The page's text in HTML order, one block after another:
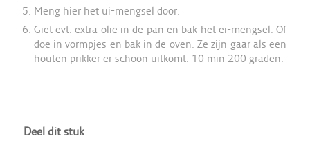
Meng hier het ui-mengsel door.
Giet evt. extra olie in de pan en bak het ei-mengsel. Of
doe in vormpjes en bak in de oven. Ze zijn gaar als een
houten prikker er schoon uitkomt. 10 min 200 graden.
Deel dit stuk